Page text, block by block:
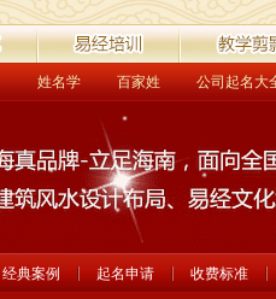
易经培训 教学剪影
姓名学 百家姓 公司起名大
经典案例 起名申请 收费标准